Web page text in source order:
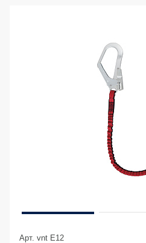
Арт. vnt E12